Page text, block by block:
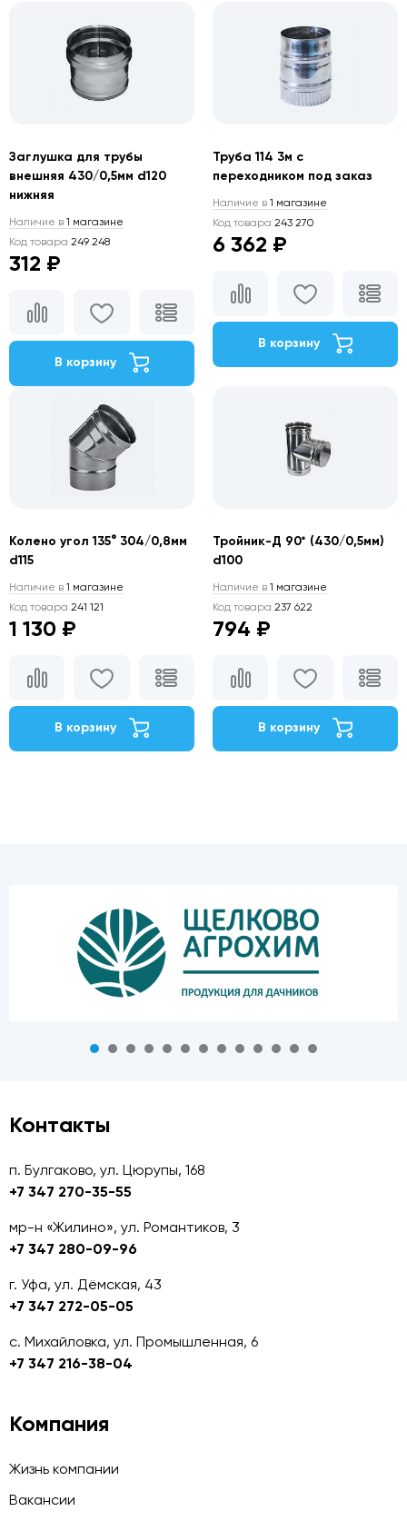
Заглушка для трубы
внешняя 430/0,5мм d120
нижняя
Наличие в 1 магазине
Код товара 249 248
312 ₽
В корзину
Труба 114 3м с
переходником под заказ
Наличие в 1 магазине
Код товара 243 270
6 362 ₽
В корзину
Колено угол 135° 304/0,8мм
d115
Наличие в 1 магазине
Код товара 241 121
1 130 ₽
В корзину
Тройник-Д 90* (430/0,5мм)
d100
Наличие в 1 магазине
Код товара 237 622
794 ₽
В корзину
Контакты
п. Булгаково, ул. Цюрупы, 168
+7 347 270-35-55
мр-н «Жилино», ул. Романтиков, 3
+7 347 280-09-96
г. Уфа, ул. Дёмская, 43
+7 347 272-05-05
с. Михайловка, ул. Промышленная, 6
+7 347 216-38-04
Компания
Жизнь компании
Вакансии